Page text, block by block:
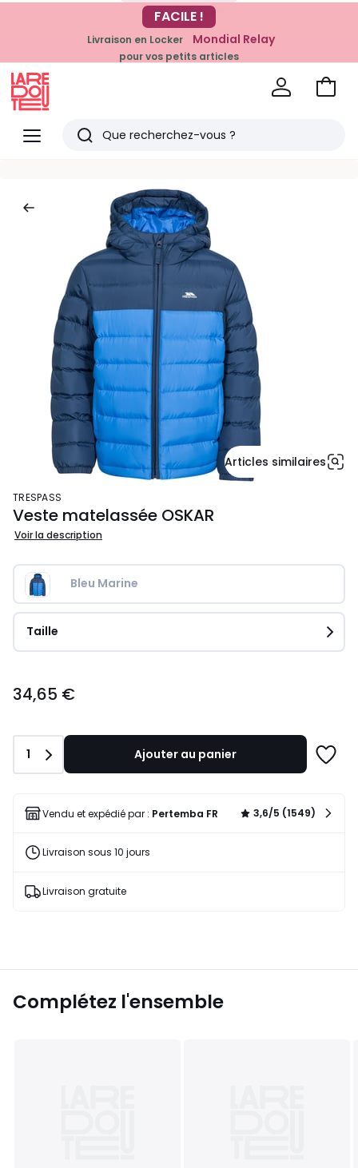
-20% dès 39€*
sur la mode
FACILE !
Livraison en Locker Mondial Relay
pour vos petits articles
Menu
Redoute
Rechercher
articles
Voir
Articles similaires
TRESPASS
Veste matelassée OSKAR
Voir la description
Bleu Marine
Taille
€.
34,65 €
Quantité
1 Ajouter au panier
liste
Vendu et expédié par : Pertemba FR 3,6/5 (1549)
Livraison sous 10 jours
Livraison gratuite
Complétez l'ensemble